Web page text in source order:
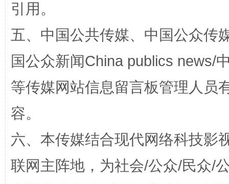
扯下公款旅游的“隐身衣” 如何以
引用。
五、中国公共传媒、中国公众传
国公众新闻China publics news/
等传媒网站信息留言板管理人员
容。
六、本传媒结合现代网络科技影
联网主阵地，为社会/公众/民众/